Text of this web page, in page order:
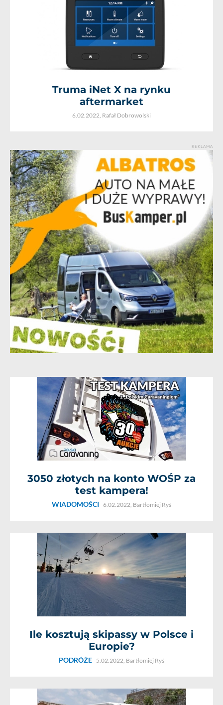
Truma iNet X na rynku
aftermarket
6.02.2022, Rafał Dobrowolski
REKLAMA
3050 złotych na konto WOŚP za
test kampera!
WIADOMOŚCI 6.02.2022, Bartłomiej Ryś
Ile kosztują skipassy w Polsce i
Europie?
PODRÓŻE 5.02.2022, Bartłomiej Ryś